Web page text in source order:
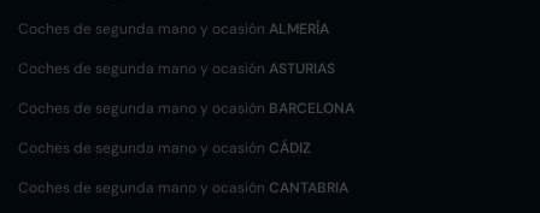
Coches de segunda mano y ocasión ALMERÍA
Coches de segunda mano y ocasión ASTURIAS
Coches de segunda mano y ocasión BARCELONA
Coches de segunda mano y ocasión CÁDIZ
Coches de segunda mano y ocasión CANTABRIA